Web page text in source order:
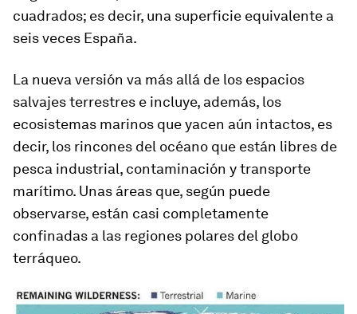
cuadrados; es decir, una superficie equivalente a
seis veces España.
La nueva versión va más allá de los espacios
salvajes terrestres e incluye, además, los
ecosistemas marinos que yacen aún intactos, es
decir, los rincones del océano que están libres de
pesca industrial, contaminación y transporte
marítimo. Unas áreas que, según puede
observarse, están casi completamente
confinadas a las regiones polares del globo
terráqueo.